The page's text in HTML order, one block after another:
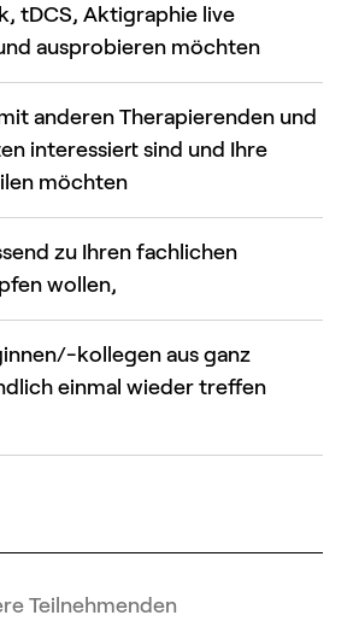
tDCS, Aktigraphie live
ausprobieren möchten
anderen Therapierenden und
interessiert sind und Ihre
möchten
zu Ihren fachlichen
wollen,
kollegen aus ganz
einmal wieder treffen
Teilnehmenden